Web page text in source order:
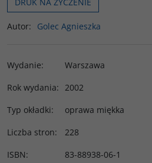
Autor: Golec Agnieszka
Wydanie:
Warszawa
Rok wydania: 2002
Typ okładki:
oprawa miękka
Liczba stron:
228
ISBN: 83-88938-06-1